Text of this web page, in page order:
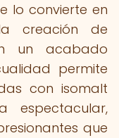
lo convierte en
creación de
un acabado
permite
con isomalt
espectacular,
que